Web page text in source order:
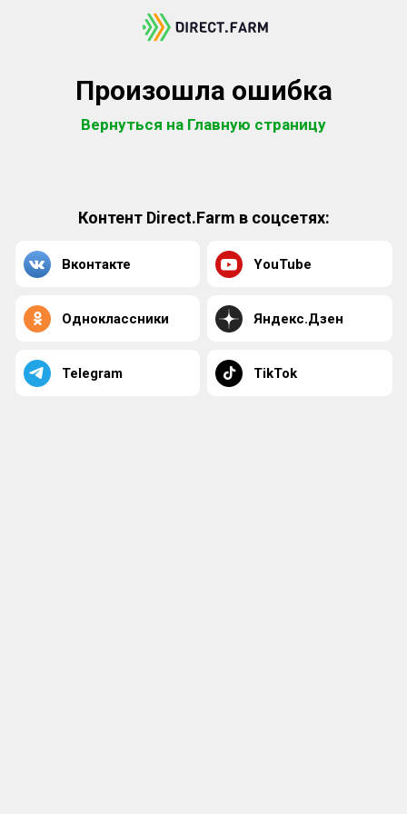
Произошла ошибка
Вернуться на Главную страницу
Контент Direct.Farm в соцсетях:
Вконтакте YouTube
Одноклассники Яндекс.Дзен
Telegram TikTok